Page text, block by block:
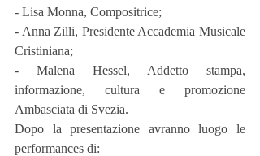
- Lisa Monna, Compositrice;
- Anna Zilli, Presidente Accademia Musicale
Cristiniana;
- Malena Hessel, Addetto stampa,
informazione, cultura e promozione
Ambasciata di Svezia.
Dopo la presentazione avranno luogo le
performances di: